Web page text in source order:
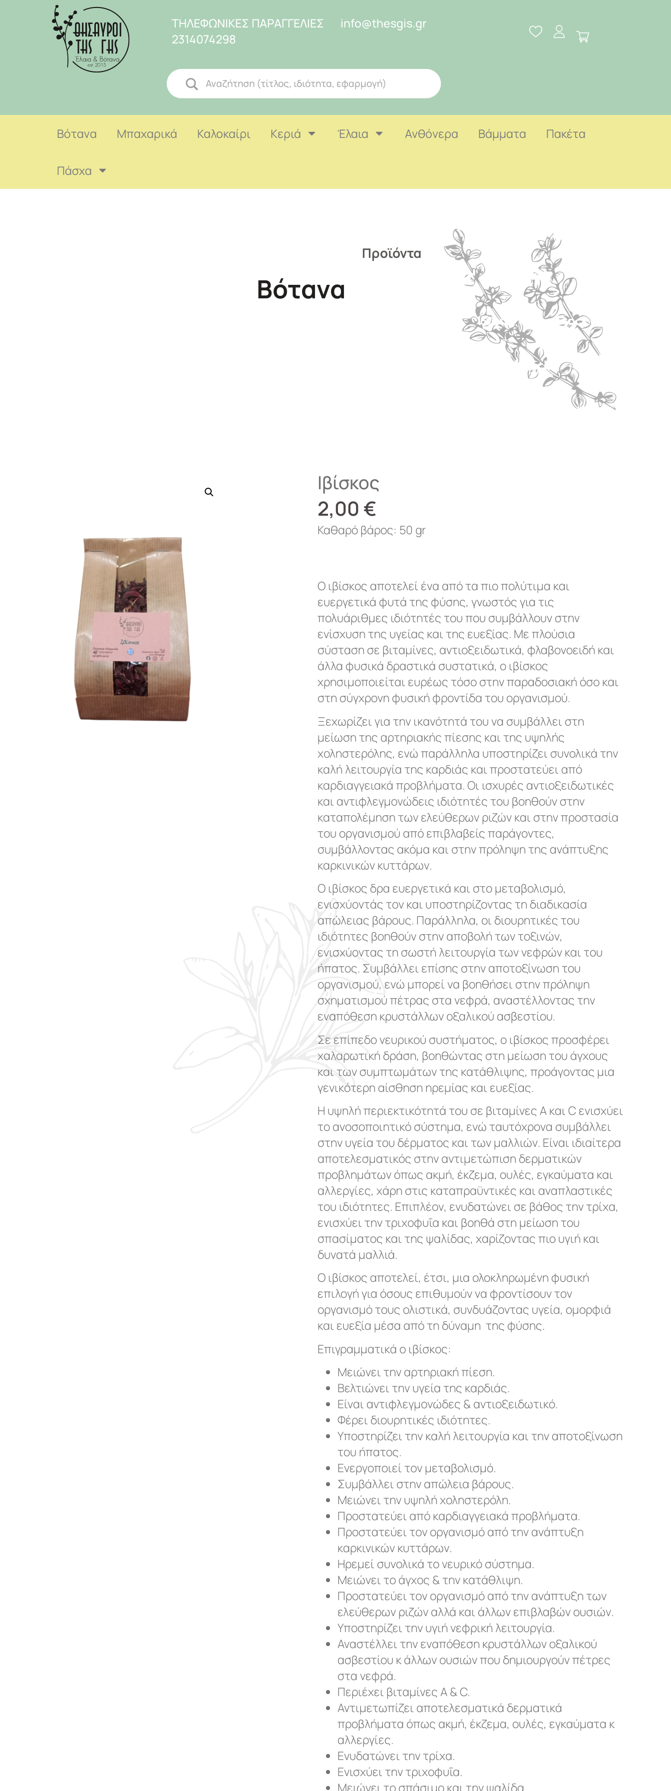
ΤΗΛΕΦΩΝΙΚΕΣ ΠΑΡΑΓΓΕΛΙΕΣ
2314074298
info@thesgis.gr
Βότανα Μπαχαρικά Καλοκαίρι Κεριά Έλαια Ανθόνερα Βάμματα Πακέτα
Πάσχα
Προϊόντα
Βότανα
Ιβίσκος
2,00 €
Καθαρό βάρος: 50 gr
Ο ιβίσκος αποτελεί ένα από τα πιο πολύτιμα και
ευεργετικά φυτά της φύσης, γνωστός για τις
πολυάριθμες ιδιότητές του που συμβάλλουν στην
ενίσχυση της υγείας και της ευεξίας. Με πλούσια
σύσταση σε βιταμίνες, αντιοξειδωτικά, φλαβονοειδή και
άλλα φυσικά δραστικά συστατικά, ο ιβίσκος
χρησιμοποιείται ευρέως τόσο στην παραδοσιακή όσο και
στη σύγχρονη φυσική φροντίδα του οργανισμού.
Ξεχωρίζει για την ικανότητά του να συμβάλλει στη
μείωση της αρτηριακής πίεσης και της υψηλής
χοληστερόλης, ενώ παράλληλα υποστηρίζει συνολικά την
καλή λειτουργία της καρδιάς και προστατεύει από
καρδιαγγειακά προβλήματα. Οι ισχυρές αντιοξειδωτικές
και αντιφλεγμονώδεις ιδιότητές του βοηθούν στην
καταπολέμηση των ελεύθερων ριζών και στην προστασία
του οργανισμού από επιβλαβείς παράγοντες,
συμβάλλοντας ακόμα και στην πρόληψη της ανάπτυξης
καρκινικών κυττάρων.
Ο ιβίσκος δρα ευεργετικά και στο μεταβολισμό,
ενισχύοντάς τον και υποστηρίζοντας τη διαδικασία
απώλειας βάρους. Παράλληλα, οι διουρητικές του
ιδιότητες βοηθούν στην αποβολή των τοξινών,
ενισχύοντας τη σωστή λειτουργία των νεφρών και του
ήπατος. Συμβάλλει επίσης στην αποτοξίνωση του
οργανισμού, ενώ μπορεί να βοηθήσει στην πρόληψη
σχηματισμού πέτρας στα νεφρά, αναστέλλοντας την
εναπόθεση κρυστάλλων οξαλικού ασβεστίου.
Σε επίπεδο νευρικού συστήματος, ο ιβίσκος προσφέρει
χαλαρωτική δράση, βοηθώντας στη μείωση του άγχους
και των συμπτωμάτων της κατάθλιψης, προάγοντας μια
γενικότερη αίσθηση ηρεμίας και ευεξίας.
Η υψηλή περιεκτικότητά του σε βιταμίνες A και C ενισχύει
το ανοσοποιητικό σύστημα, ενώ ταυτόχρονα συμβάλλει
στην υγεία του δέρματος και των μαλλιών. Είναι ιδιαίτερα
αποτελεσματικός στην αντιμετώπιση δερματικών
προβλημάτων όπως ακμή, έκζεμα, ουλές, εγκαύματα και
αλλεργίες, χάρη στις καταπραϋντικές και αναπλαστικές
του ιδιότητες. Επιπλέον, ενυδατώνει σε βάθος την τρίχα,
ενισχύει την τριχοφυΐα και βοηθά στη μείωση του
σπασίματος και της ψαλίδας, χαρίζοντας πιο υγιή και
δυνατά μαλλιά.
Ο ιβίσκος αποτελεί, έτσι, μια ολοκληρωμένη φυσική
επιλογή για όσους επιθυμούν να φροντίσουν τον
οργανισμό τους ολιστικά, συνδυάζοντας υγεία, ομορφιά
και ευεξία μέσα από τη δύναμη της φύσης.
Επιγραμματικά ο ιβίσκος:
Μειώνει την αρτηριακή πίεση.
Βελτιώνει την υγεία της καρδιάς.
Είναι αντιφλεγμονώδες & αντιοξειδωτικό.
Φέρει διουρητικές ιδιότητες.
Υποστηρίζει την καλή λειτουργία και την αποτοξίνωση
του ήπατος.
Ενεργοποιεί τον μεταβολισμό.
Συμβάλλει στην απώλεια βάρους.
Μειώνει την υψηλή χοληστερόλη.
Προστατεύει από καρδιαγγειακά προβλήματα.
Προστατεύει τον οργανισμό από την ανάπτυξη
καρκινικών κυττάρων.
Ηρεμεί συνολικά το νευρικό σύστημα.
Μειώνει το άγχος & την κατάθλιψη.
Προστατεύει τον οργανισμό από την ανάπτυξη των
ελεύθερων ριζών αλλά και άλλων επιβλαβών ουσιών.
Υποστηρίζει την υγιή νεφρική λειτουργία.
Αναστέλλει την εναπόθεση κρυστάλλων οξαλικού
ασβεστίου κ άλλων ουσιών που δημιουργούν πέτρες
στα νεφρά.
Περιέχει βιταμίνες A & C.
Αντιμετωπίζει αποτελεσματικά δερματικά
προβλήματα όπως ακμή, έκζεμα, ουλές, εγκαύματα κ
αλλεργίες.
Ενυδατώνει την τρίχα.
Ενισχύει την τριχοφυΐα.
Μειώνει το σπάσιμο και την ψαλίδα.